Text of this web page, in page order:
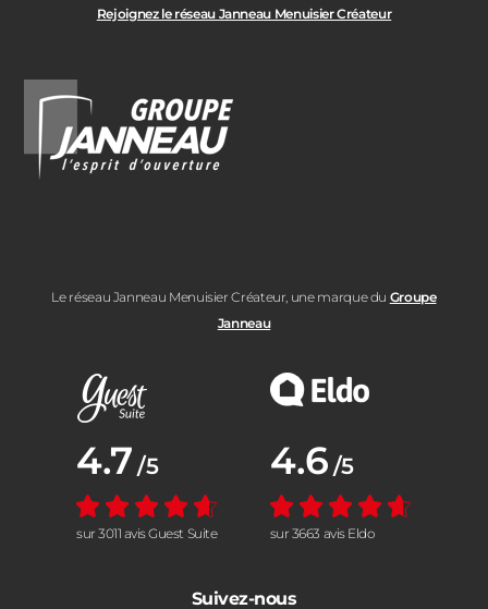
Rejoignez le réseau Janneau Menuisier Créateur
Le réseau Janneau Menuisier Créateur, une marque du Groupe
Janneau
Note moyenne :
4.7 /5
sur 3011 avis Guest Suite
Note moyenne :
4.6 /5
sur 3663 avis Eldo
Suivez-nous